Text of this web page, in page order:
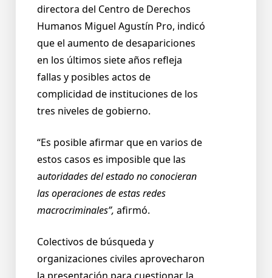
directora del Centro de Derechos
Humanos Miguel Agustín Pro, indicó
que el aumento de desapariciones
en los últimos siete años refleja
fallas y posibles actos de
complicidad de instituciones de los
tres niveles de gobierno.
“Es posible afirmar que en varios de
estos casos es imposible que las
autoridades del estado no conocieran
las operaciones de estas redes
macrocriminales”, afirmó.
Colectivos de búsqueda y
organizaciones civiles aprovecharon